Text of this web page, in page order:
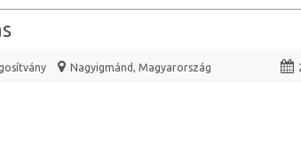
Nagyigmánd, Magyarország